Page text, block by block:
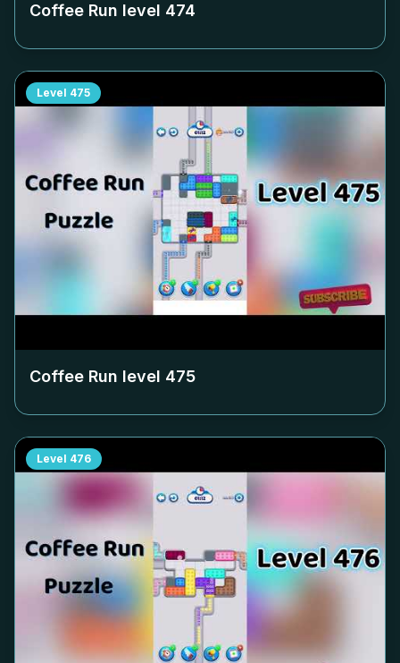
Coffee Run level 474
Level 475
Coffee Run level 475
Level 476